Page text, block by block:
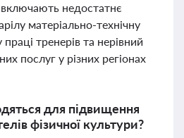
недостатнє
матеріально-технічну
тренерів та нерівний
послуг у різних регіонах
для підвищення
фізичної культури?